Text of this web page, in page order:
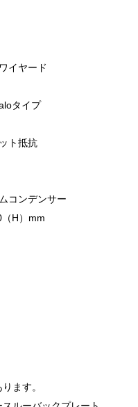
イヤード
タイプ
ト抵抗
コンデンサー
H）mm
ます。